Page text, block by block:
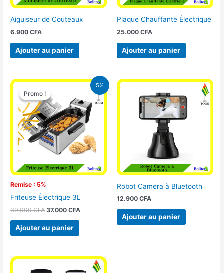
Aiguiseur de Couteaux
6.900CFA
Ajouter au panier
Plaque Chauffante Électrique
25.000 CFA
Ajouter au panier
5%
Promo !
Remise : 5%
Promo !
Friteuse Électrique 3L
39.000CFA
Le
initial
était :
39.000 CFA.
37.000CFA
Le
prix
actuel
est :
37.000 CFA.
Ajouter au panier
Robot Camera à Bluetooth
12.900 CFA
Ajouter au panier